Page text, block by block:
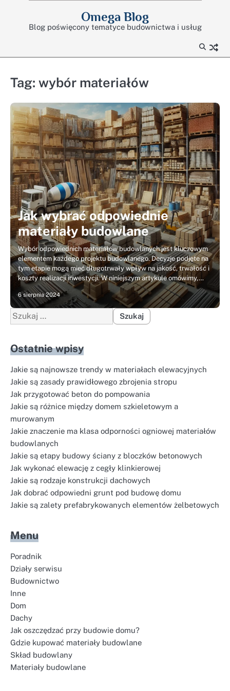
Omega Blog
Blog poświęcony tematyce budownictwa i usług
Tag: wybór materiałów
Jak wybrać odpowiednie
materiały budowlane
Wybór odpowiednich materiałów budowlanych jest kluczowym
elementem każdego projektu budowlanego. Decyzje podjęte na
tym etapie mogą mieć długotrwały wpływ na jakość, trwałość i
koszty realizacji inwestycji. W niniejszym artykule omówimy,…
6 sierpnia 2024
Szukaj:
Ostatnie wpisy
Jakie są najnowsze trendy w materiałach elewacyjnych
Jakie są zasady prawidłowego zbrojenia stropu
Jak przygotować beton do pompowania
Jakie są różnice między domem szkieletowym a
murowanym
Jakie znaczenie ma klasa odporności ogniowej materiałów
budowlanych
Jakie są etapy budowy ściany z bloczków betonowych
Jak wykonać elewację z cegły klinkierowej
Jakie są rodzaje konstrukcji dachowych
Jak dobrać odpowiedni grunt pod budowę domu
Jakie są zalety prefabrykowanych elementów żelbetowych
Menu
Poradnik
Działy serwisu
Budownictwo
Inne
Dom
Dachy
Jak oszczędzać przy budowie domu?
Gdzie kupować materiały budowlane
Skład budowlany
Materiały budowlane